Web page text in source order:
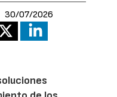
30/07/2026